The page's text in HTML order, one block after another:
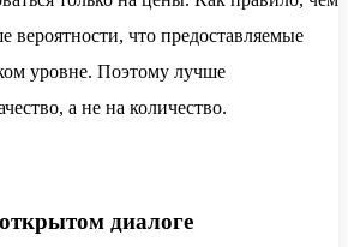
вероятности, что предоставляемые
уровне. Поэтому лучше
а не на количество.
диалоге